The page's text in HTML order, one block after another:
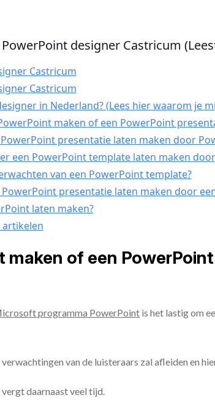
designer Castricum
Castricum
Castricum
in Nederland? (Lees hier waarom je
maken of een PowerPoint
presentatie laten maken door
een PowerPoint template laten maken
van een PowerPoint template?
presentatie laten maken door
laten maken?
artikelen
maken of een
programma PowerPoint is het lastig om
van de luisteraars zal afleiden en
vergt daarnaast veel tijd.